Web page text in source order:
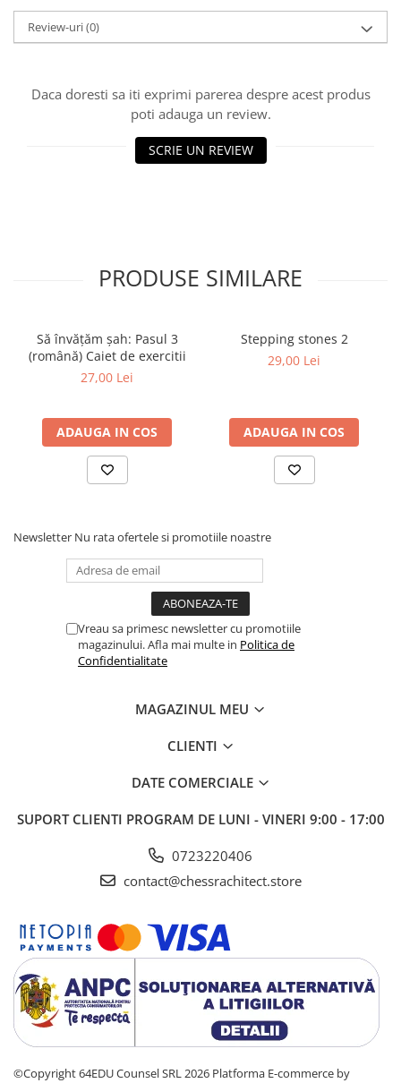
Seturi Sah
Ceasuri De Sah Digitale
Step 1
Tabla De Demonstratie
Review-uri(0)
Daca doresti sa iti exprimi parerea despre acest produs
poti adauga un review.
SCRIE UN REVIEW
PRODUSE SIMILARE
Să învățăm șah: Pasul 3
(română) Caiet de exercitii
27,00 Lei
ADAUGA IN COS
Stepping stones 2
29,00 Lei
ADAUGA IN COS
Newsletter Nu rata ofertele si promotiile noastre
Vreau sa primesc newsletter cu promotiile
magazinului. Afla mai multe in Politica de
Confidentialitate
MAGAZINUL MEU
CLIENTI
DATE COMERCIALE
SUPORT CLIENTI PROGRAM DE LUNI - VINERI 9:00 - 17:00
0723220406
contact@chessrachitect.store
©Copyright 64EDU Counsel SRL 2026 Platforma E-commerce by